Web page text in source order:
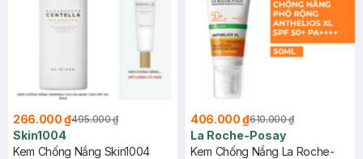
266.000 ₫495.000 ₫
Skin1004
Kem Chống Nắng Skin1004
406.000 ₫610.000 ₫
La Roche-Posay
Kem Chống Nắng La Roche-